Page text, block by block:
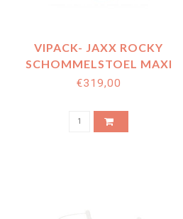
VIPACK- JAXX ROCKY
SCHOMMELSTOEL MAXI
BEIGE BOUCLÉ
€319,00